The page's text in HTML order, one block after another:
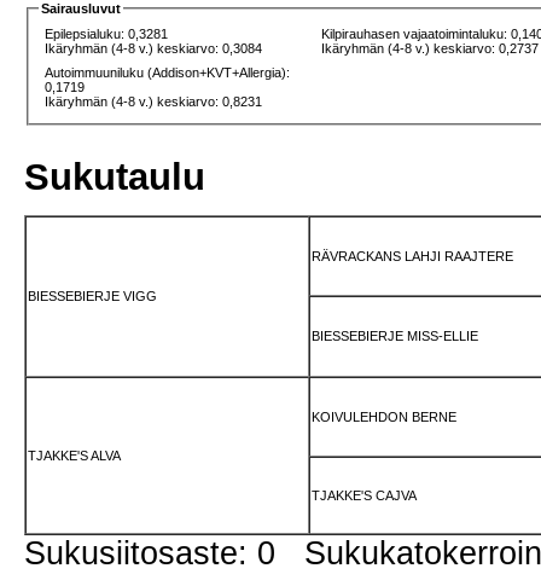
Sairausluvut
Epilepsialuku: 0,3281
Ikäryhmän (4-8 v.) keskiarvo: 0,3084
Kilpirauhasen vajaatoimintaluku:
Ikäryhmän (4-8 v.) keskiarvo: 0,2737
Autoimmuuniluku (Addison+KVT+Allergia):
0,1719
Ikäryhmän (4-8 v.) keskiarvo: 0,8231
Sukutaulu
BIESSEBIERJE VIGG
RÄVRACKANS LAHJI RAAJTERE
BIESSEBIERJE MISS-ELLIE
TJAKKE'S ALVA
KOIVULEHDON BERNE
TJAKKE'S CAJVA
Sukusiitosaste: 0